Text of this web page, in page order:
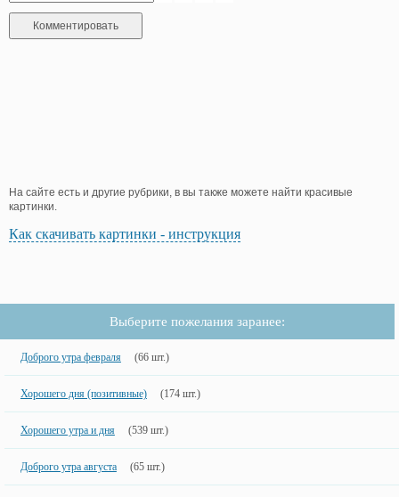
На сайте есть и другие рубрики, в вы также можете найти красивые
картинки.
Как скачивать картинки - инструкция
Выберите пожелания заранее:
Доброго утра февраля (66 шт.)
Хорошего дня (позитивные) (174 шт.)
Хорошего утра и дня (539 шт.)
Доброго утра августа (65 шт.)